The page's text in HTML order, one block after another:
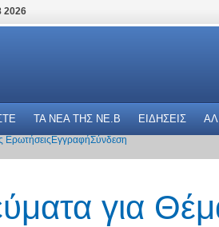
2026
ΤΑ ΝΕΑ THΣ NE.B ΕΙΔΗΣΕΙΣ
Ερωτήσεις ΕγγραφήΣύνδεση
για